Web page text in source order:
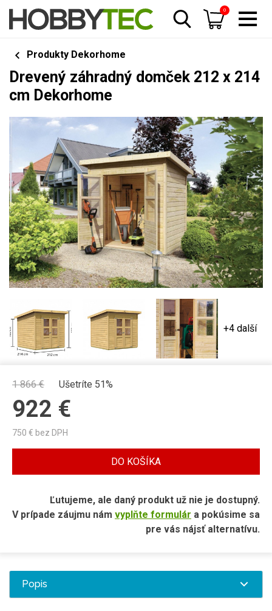
0
Produkty Dekorhome
Drevený záhradný domček 212 x 214
cm Dekorhome
+4 další
1 866€ Ušetríte 51%
922 €
750 € bez DPH
DO KOŠÍKA
Ľutujeme, ale daný produkt už nie je dostupný.
V prípade záujmu nám vyplňte formulár a pokúsime sa
pre vás nájsť alternatívu.
Popis